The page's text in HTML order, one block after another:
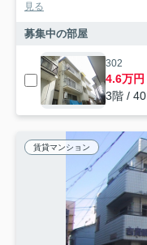
見る
募集中の部屋
302
4.6万円
3階 /
賃貸マンション